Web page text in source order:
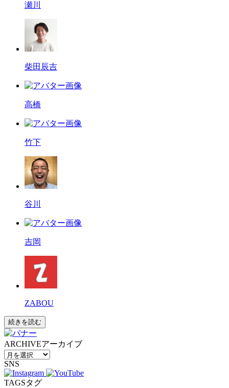
瀬川
柴田辰吉
高橋
竹下
谷川
吉岡
ZABOU
続きを読む
ARCHIVEアーカイブ
SNS
TAGSタグ